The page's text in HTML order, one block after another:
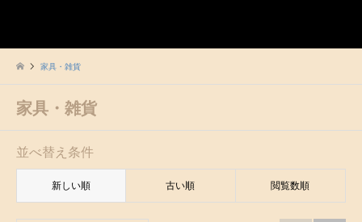
家具・雑貨
家具・雑貨
並べ替え条件
新しい順 古い順 閲覧数順